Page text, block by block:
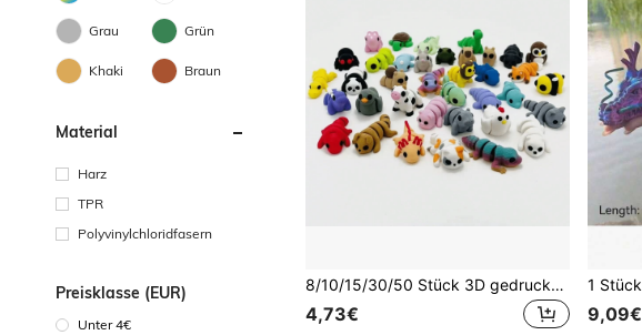
Grau Grün
Khaki Braun
Material
Harz
TPR
Polyvinylchloridfasern
Preisklasse (EUR)
Unter 4€
8/10/15/30/50 Stück 3D gedruckte Kinder Stressabbau Spielzeuge, Wildtier Figuren Heimdekoration, Cupcake Dekorationen, Klassenzimmer Belohnungen, geeignet für Weihnachtsstrümpfe, Ostern, Geburtstagsparty, Halloween Geschenke
4,73€ 9,09€